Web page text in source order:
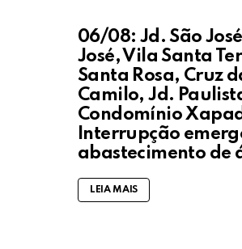
06/08: Jd. São
José, Vila Santa
Santa Rosa, Cruz
Camilo, Jd.
Condomínio
Interrupção
abastecimento de
LEIA MAIS